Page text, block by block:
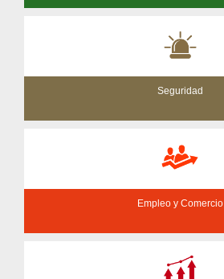
Seguridad
Empleo y Comercio